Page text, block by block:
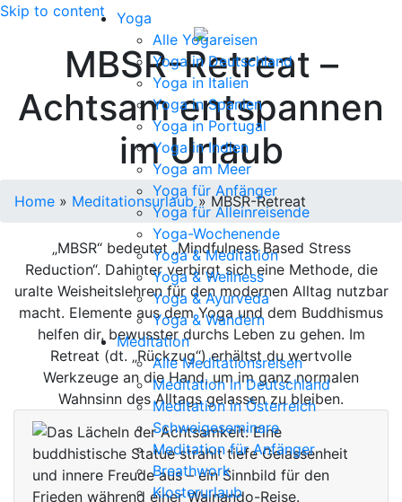
Skip to content
Yoga
Alle Yogareisen
Yoga in Deutschland
Yoga in Italien
Yoga in Spanien
Yoga in Portugal
Yoga in Indien
Yoga am Meer
Yoga für Anfänger
Yoga für Alleinreisende
Yoga-Wochenende
Yoga & Meditation
Yoga & Wellness
Yoga & Ayurveda
Yoga & Wandern
Meditation
Alle Meditationsreisen
Meditation in Deutschland
Meditation in Österreich
Schweigeseminare
Meditation für Anfänger
Breathwork
Klosterurlaub
MBSR-Retreat –
Achtsam entspannen
im Urlaub
Home » Meditationsurlaub» MBSR-Retreat
„MBSR“ bedeutet „Mindfulness Based Stress
Reduction“. Dahinter verbirgt sich eine Methode, die
uralte Weisheitslehren für den modernen Alltag nutzbar
macht. Elemente aus dem Yoga und dem Buddhismus
helfen dir, bewusster durchs Leben zu gehen. Im
Retreat (dt. „Rückzug“) erhältst du wertvolle
Werkzeuge an die Hand, um im ganz normalen
Wahnsinn des Alltags gelassen zu bleiben.